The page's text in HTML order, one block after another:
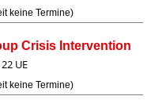
keine Termine)
Crisis Intervention
UE
keine Termine)